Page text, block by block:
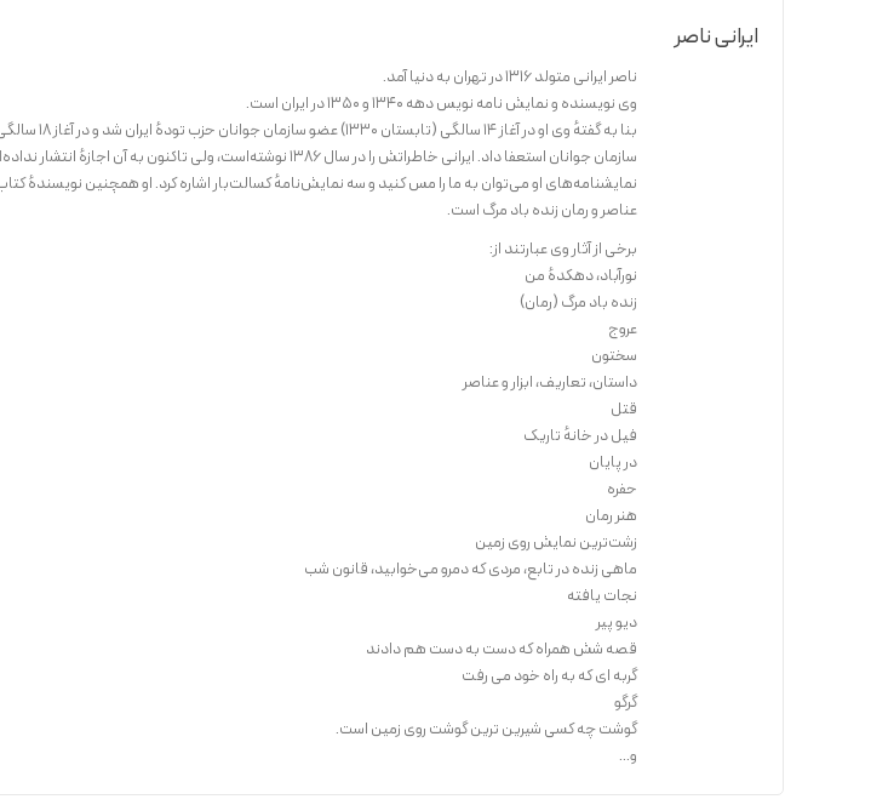
ایرانی ناصر
ناصر ایرانی متولد 1316 در تهران به دنیا آمد.
وی نویسنده و نمایش نامه نویس دهه 1340 و 1350 در ایران است.
سازمان جوانان استعفا داد. ایرانی خاطراتش را در سال ۱۳۸۶ نوشته‌است، ولی تاکنون به آن
نمایشنامه‌های او می‌توان به ما را مس کنید و سه نمایش‌نامهٔ کسالت‌بار اشاره کرد. او همچنین نویسندهٔ کتاب
عناصر و رمان زنده باد مرگ است.
برخی از آثار وی عبارتند از:
نورآباد، دهکدهٔ من
زنده باد مرگ (رمان)
عروج
سختون
داستان، تعاریف، ابزار و عناصر
قتل
فیل در خانهٔ تاریک
در پایان
حفره
هنر رمان
زشت‌ترین نمایش روی زمین
ماهی زنده در تابع، مردی که دمرو می‌خوابید، قانون شب
نجات یافته
دیو پیر
قصه شش همراه که دست به دست هم دادند
گربه ای که به راه خود می رفت
گرگو
گوشت چه کسی شیرین ترین گوشت روی زمین است.
و...